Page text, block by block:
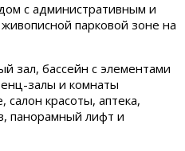
с административным и
парковой зоне на
зал, бассейн с элементами
залы и комнаты
салон красоты, аптека,
панорамный лифт и